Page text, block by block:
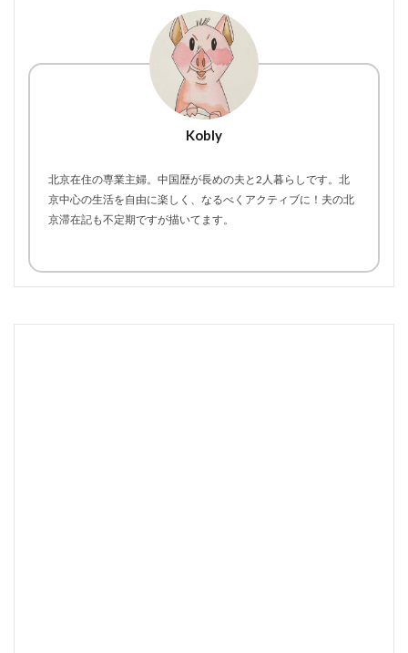
Kobly
北京在住の専業主婦。中国歴が長めの夫と2人暮らしです。北
京中心の生活を自由に楽しく、なるべくアクティブに！夫の北
京滞在記も不定期ですが描いてます。